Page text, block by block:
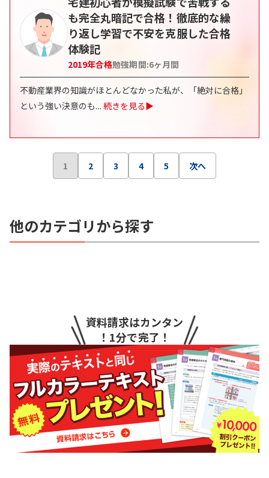
も完全丸暗記で合格！徹底的な繰
り返し学習で不安を克服した合格
体験記
2019年合格勉強期間:6ヶ月間
不動産業界の知識がほとんどなかった私が、「絶対に合格」
という強い決意のも... 続きを見る▶
1 2 3 4 5 次へ
他のカテゴリから探す
資料請求はカンタン
！1分で完了！